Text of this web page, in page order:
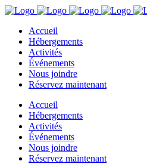
Accueil
Hébergements
Activités
Événements
Nous joindre
Réservez maintenant
Accueil
Hébergements
Activités
Événements
Nous joindre
Réservez maintenant